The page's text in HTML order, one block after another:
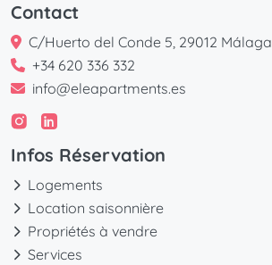
Contact
C/Huerto del Conde 5, 29012 Málaga
+34 620 336 332
info@eleapartments.es
Infos Réservation
Logements
Location saisonnière
Propriétés à vendre
Services